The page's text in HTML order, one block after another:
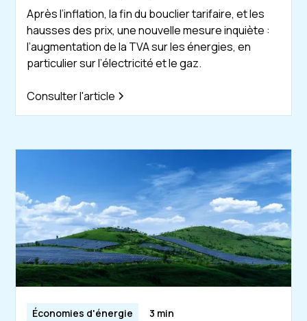
Après l’inflation, la fin du bouclier tarifaire, et les
hausses des prix, une nouvelle mesure inquiète :
l’augmentation de la TVA sur les énergies, en
particulier sur l’électricité et le gaz.
Consulter l'article
Économies d'énergie 3 min